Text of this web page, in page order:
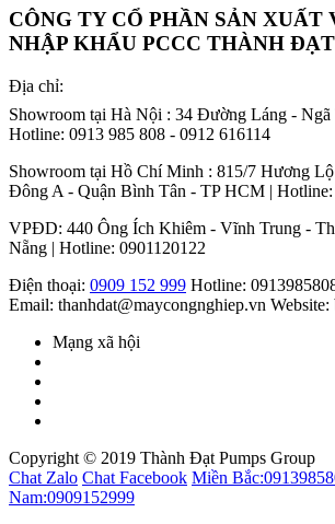
CÔNG TY CỔ PHẦN SẢN XUẤT
NHẬP KHẨU PCCC THÀNH ĐẠT
Địa chỉ:
Showroom tại Hà Nội : 34 Đường Láng -
Hotline: 0913 985 808 - 0912 616114
Showroom tại Hồ Chí Minh : 815/7 Hương
Đông A - Quận Bình Tân - TP HCM | Hotline:
VPĐD: 440 Ông Ích Khiêm - Vĩnh Trung -
Nẵng | Hotline: 0901120122
Điện thoại: 0909 152 999 Hotline:
Email: thanhdat@maycongnghiep.vn Website:
Mạng xã hội
Copyright © 2019 Thành Đạt Pumps Group
Chat Zalo Chat Facebook Miền Bắc:
Nam:0909152999